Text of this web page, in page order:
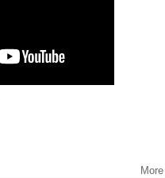
More